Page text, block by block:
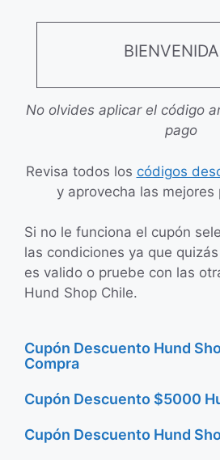
No olvides aplicar el código
pago
Revisa todos los códigos
y aprovecha las mejores
Si no le funciona el cupón
las condiciones ya que
es valido o pruebe con las
Hund Shop Chile.
Cupón Descuento Hund
Compra
Cupón Descuento $5000
Cupón Descuento Hund